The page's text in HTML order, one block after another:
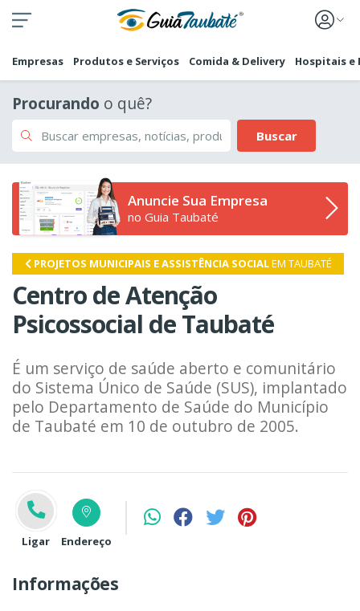
Empresas Produtos e Serviços Comida & Delivery Hospitais e
Procurando o quê?
Buscar
Anuncie Sua Empresa
no Guia Taubaté
PROJETOS MUNICIPAIS E ASSISTÊNCIA SOCIALEM TAUBATÉ
Centro de Atenção
Psicossocial de Taubaté
É um serviço de saúde aberto e comunitário
do Sistema Único de Saúde (SUS), implantado
pelo Departamento de Saúde do Município
de Taubaté em 10 de outubro de 2005.
Ligar Endereço
Informações